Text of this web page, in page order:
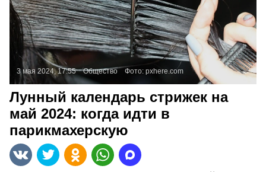
3 мая 2024, 17:55 Общество Фото: pxhere.com
Лунный календарь стрижек на
май 2024: когда идти в
парикмахерскую